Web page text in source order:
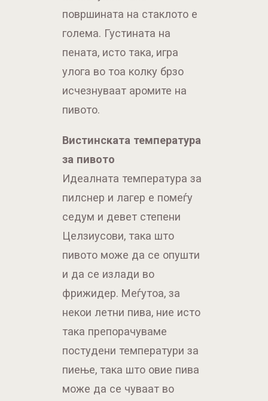
површината на стаклото е
голема. Густината на
пената, исто така, игра
улога во тоа колку брзо
исчезнуваат аромите на
пивото.
Вистинската температура
за пивото
Идеалната температура за
пилснер и лагер е помеѓу
седум и девет степени
Целзиусови, така што
пивото може да се опушти
и да се излади во
фрижидер. Меѓутоа, за
некои летни пива, ние исто
така препорачуваме
постудени температури за
пиење, така што овие пива
може да се чуваат во